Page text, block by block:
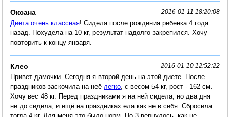
Оксана 2016-01-11 18:20:08
Диета очень классная! Сидела после рождения ребенка 4 года
назад. Похудела на 10 кг, результат надолго закрепился. Хочу
повторить к концу января.
Клео 2016-01-10 12:52:22
Привет дамочки. Сегодня я второй день на этой диете. После
праздников заскочила на неё легко , с весом 54 кг, рост - 162 см.
Хочу вес 48 кг. Перед праздниками я на ней сидела, но два дня
не до сидела, и ещё на праздниках ела как не в себя. Сбросила